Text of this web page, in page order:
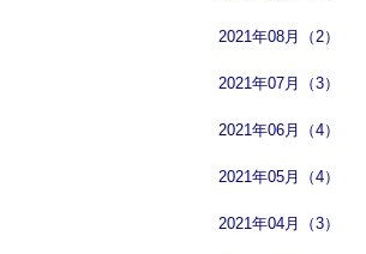
2021年08月（2）
2021年07月（3）
2021年06月（4）
2021年05月（4）
2021年04月（3）